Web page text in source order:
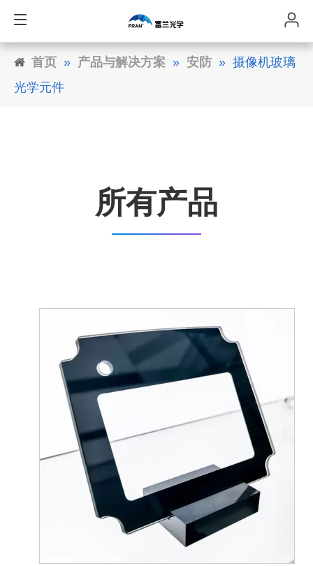
首页 » 产品与解决方案 » 安防 » 摄像机玻璃
光学元件
所有产品